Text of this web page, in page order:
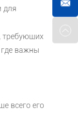
для
требующих
важны
всего его